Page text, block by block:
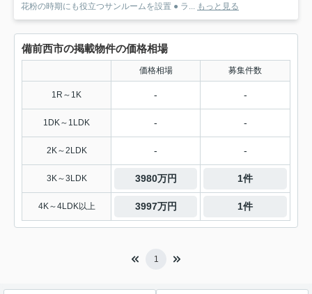
花粉の時期にも役立つサンルームを設置 ● ラ...
もっと見る
備前西市の掲載物件の価格相場
価格相場 募集件数
1R～1K - -
1DK～1LDK - -
2K～2LDK - -
3K～3LDK 3980万円 1件
4K～4LDK以上 3997万円 1件
1